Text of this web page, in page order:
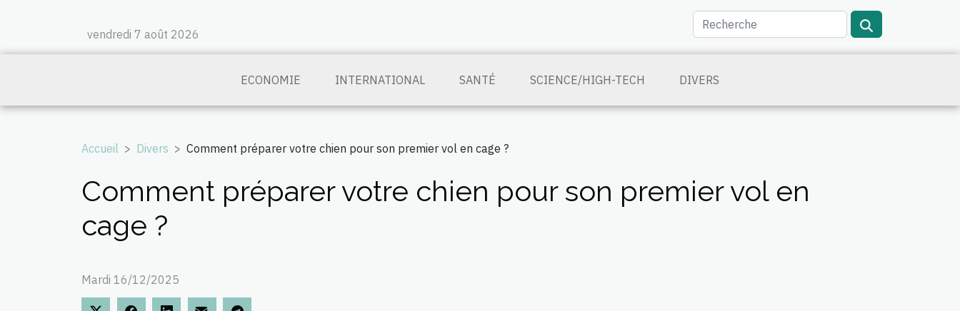
vendredi 7 août 2026
ECONOMIE INTERNATIONAL SANTÉ SCIENCE/HIGH-TECH DIVERS
Accueil Divers Comment préparer votre chien pour son premier vol en cage ?
Comment préparer votre chien pour son premier vol en
cage ?
Mardi 16/12/2025